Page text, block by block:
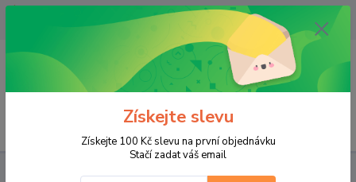
OPAVA 733537099/HLUČÍN
734541648/OLOMOUC 734593593
0,00 CZK
PRO JEZDCE VOLNÝ ČAS Pánské mikiny
4SR Pánská
Získejte slevu
Získejte 100 Kč slevu na první objednávku
Stačí zadat váš email